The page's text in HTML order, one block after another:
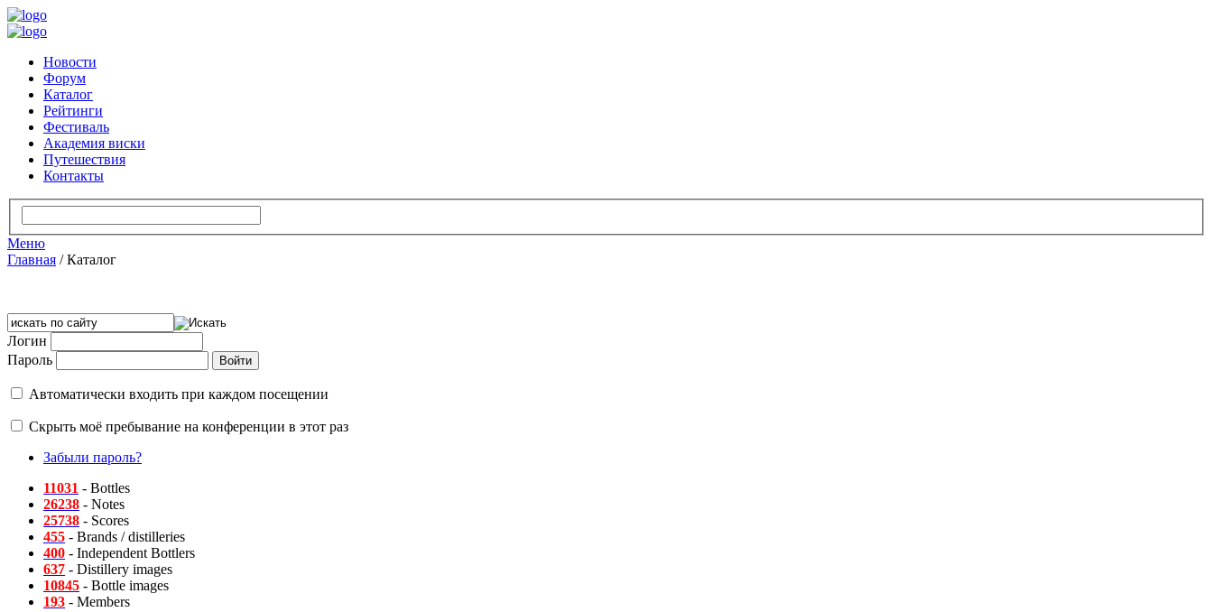
Новости
Форум
Каталог
Рейтинги
Фестиваль
Академия виски
Путешествия
Контакты
Меню
Главная /Каталог
Логин
Пароль
Автоматически входить при каждом посещении
Скрыть моё пребывание на конференции в этот раз
Забыли пароль?
11031 - Bottles
26238 - Notes
25738 - Scores
455 - Brands / distilleries
400 - Independent Bottlers
637 - Distillery images
10845 - Bottle images
193 - Members